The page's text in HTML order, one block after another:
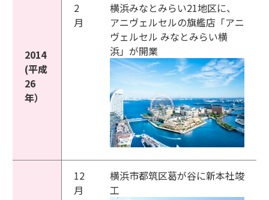
2014
(平成
26
年）
2
月
横浜みなとみらい21地区に、
アニヴェルセルの旗艦店「アニ
ヴェルセル みなとみらい横
浜」が開業
12
月
横浜市都筑区葛が谷に新本社竣
工